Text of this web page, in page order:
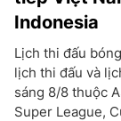
Indonesia
Lịch thi đấu
lịch thi đấu và
sáng 8/8 thuộc
Super League,